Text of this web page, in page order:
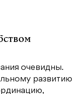
очевидны.
развитию